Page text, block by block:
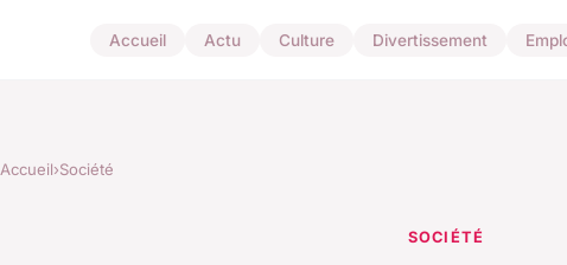
Accueil Actu Culture Divertissement
Accueil›Société
SOCIÉTÉ